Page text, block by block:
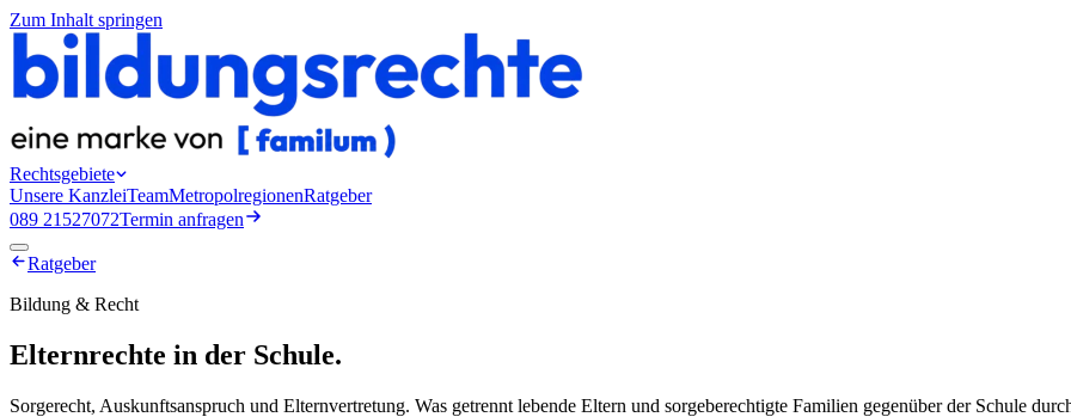
Zum Inhalt springen
Rechtsgebiete
Unsere KanzleiTeamMetropolregionenRatgeber
089 21527072Termin anfragen
Ratgeber
Bildung & Recht
Elternrechte in der Schule.
Sorgerecht, Auskunftsanspruch und Elternvertretung. Was getrennt lebende Eltern und sorgeberechtigte Familien gegenüber der Schule